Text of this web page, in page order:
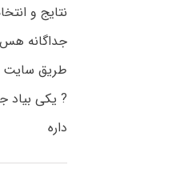
نتایج و
جداگانه هس
طریق
? یکی بیاد
داره